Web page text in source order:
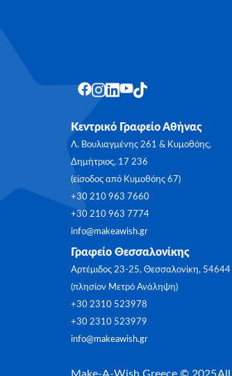
Κεντρικό Γραφείο Αθήνας
Λ. Βουλιαγμένης 261 &
Δημήτριος, 17 236
(είσοδος από Κυμοθόης 67)
+30 210 963 7660
+30 210 963 7774
info@makeawish.gr
Γραφείο Θεσσαλονίκης
Αρτέμιδος 23-25, Θεσσαλονίκη, 54644
(πλησίον Μετρό Ανάληψη)
+30 2310 523978
+30 2310 523979
info@makeawish.gr